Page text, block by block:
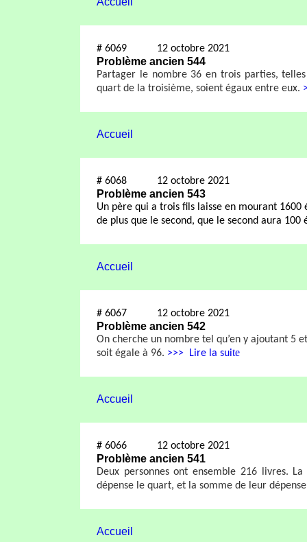
# 6069 12 octobre 2021
Problème ancien 544
Partager le nombre 36 en trois parties,
quart de la troisième, soient égaux entre eux.
Accueil
# 6068 12 octobre 2021
Problème ancien 543
Un père qui a trois fils laisse en mourant
de plus que le second, que le second aura
Accueil
# 6067 12 octobre 2021
Problème ancien 542
On cherche un nombre tel qu’en y ajoutant 5
soit égale à 96. >>> Lire la suite
Accueil
# 6066 12 octobre 2021
Problème ancien 541
Deux personnes ont ensemble 216 livres.
dépense le quart, et la somme de leur
Accueil